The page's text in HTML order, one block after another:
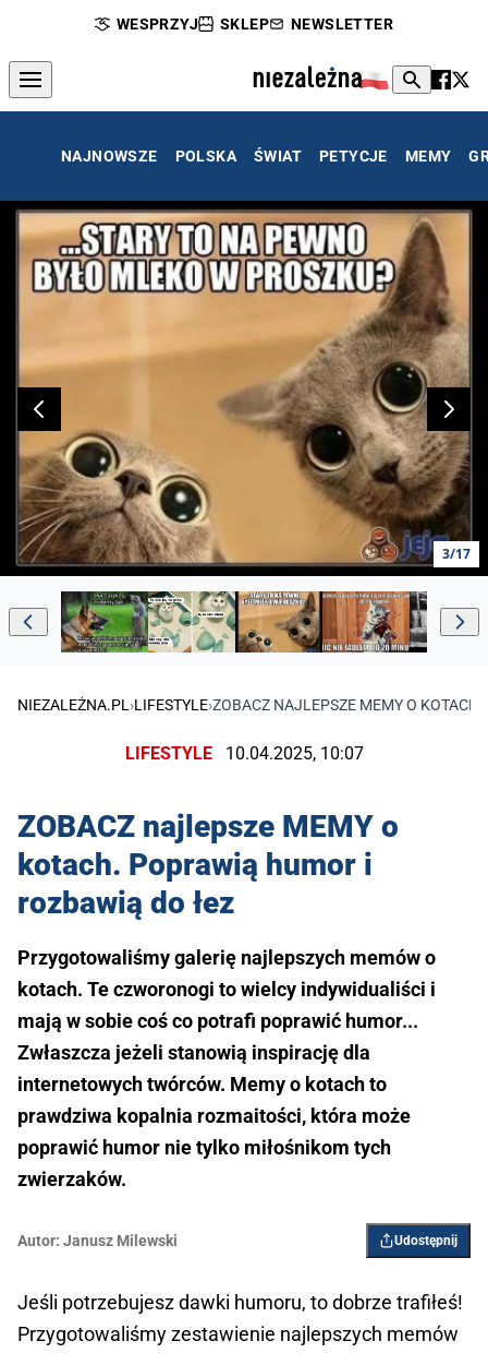
WESPRZYJ SKLEP NEWSLETTER
NAJNOWSZE POLSKA ŚWIAT PETYCJE MEMY
3/17
NIEZALEŻNA.PL ›LIFESTYLE›ZOBACZ NAJLEPSZE MEMY O
LIFESTYLE 10.04.2025, 10:07
ZOBACZ najlepsze MEMY o
kotach. Poprawią humor i
rozbawią do łez
Przygotowaliśmy galerię najlepszych memów o
kotach. Te czworonogi to wielcy indywidualiści i
mają w sobie coś co potrafi poprawić humor...
Zwłaszcza jeżeli stanowią inspirację dla
internetowych twórców. Memy o kotach to
prawdziwa kopalnia rozmaitości, która może
poprawić humor nie tylko miłośnikom tych
zwierzaków.
Autor: Janusz Milewski Udostępnij
Jeśli potrzebujesz dawki humoru, to dobrze trafiłeś!
Przygotowaliśmy zestawienie najlepszych memów